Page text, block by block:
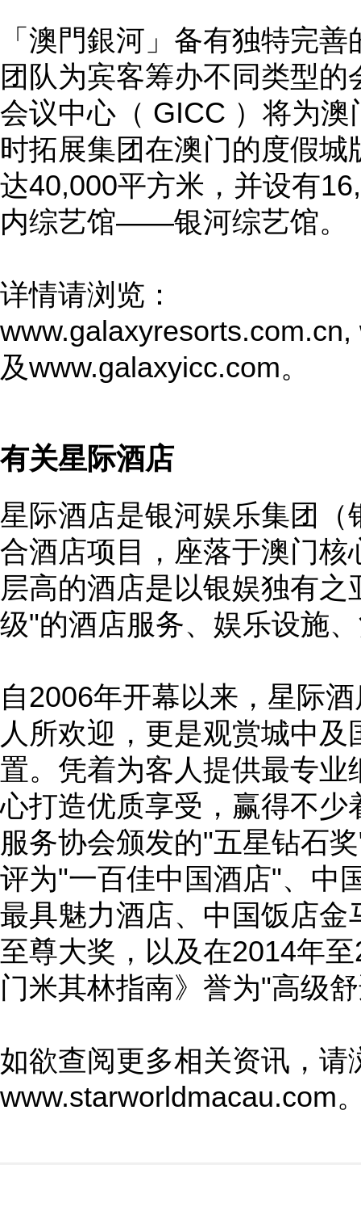
「澳門銀河」备有独特完
团队为宾客筹办不同类型
会议中心（ GICC ）将为
时拓展集团在澳门的度假
达40,000平方米，并设有
内综艺馆——银河综艺馆。
详情请浏览：
www.galaxyresorts.com.cn,
及www.galaxyicc.com。
有关星际酒店
星际酒店是银河娱乐集团
合酒店项目，座落于澳门
层高的酒店是以银娱独有
级"的酒店服务、娱乐设施
自2006年开幕以来，星际
人所欢迎，更是观赏城中
置。凭着为客人提供最专
心打造优质享受，赢得不
服务协会颁发的"五星钻石
评为"一百佳中国酒店"、中
最具魅力酒店、中国饭店
至尊大奖，以及在2014年
门米其林指南》誉为"高级
如欲查阅更多相关资讯，请
www.starworldmacau.com